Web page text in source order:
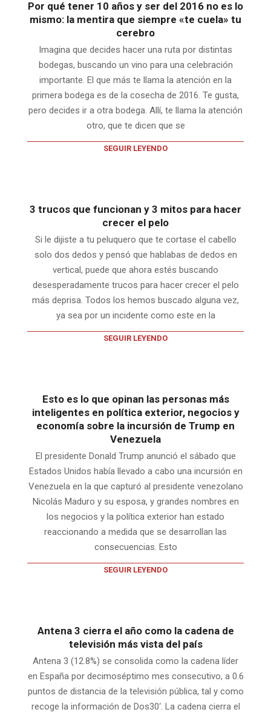
Por qué tener 10 años y ser del 2016 no es lo
mismo: la mentira que siempre «te cuela» tu
cerebro
Imagina que decides hacer una ruta por distintas
bodegas, buscando un vino para una celebración
importante. El que más te llama la atención en la
primera bodega es de la cosecha de 2016. Te gusta,
pero decides ir a otra bodega. Allí, te llama la atención
otro, que te dicen que se
SEGUIR LEYENDO
3 trucos que funcionan y 3 mitos para hacer
crecer el pelo
Si le dijiste a tu peluquero que te cortase el cabello
solo dos dedos y pensó que hablabas de dedos en
vertical, puede que ahora estés buscando
desesperadamente trucos para hacer crecer el pelo
más deprisa. Todos los hemos buscado alguna vez,
ya sea por un incidente como este en la
SEGUIR LEYENDO
Esto es lo que opinan las personas más
inteligentes en política exterior, negocios y
economía sobre la incursión de Trump en
Venezuela
El presidente Donald Trump anunció el sábado que
Estados Unidos había llevado a cabo una incursión en
Venezuela en la que capturó al presidente venezolano
Nicolás Maduro y su esposa, y grandes nombres en
los negocios y la política exterior han estado
reaccionando a medida que se desarrollan las
consecuencias. Esto
SEGUIR LEYENDO
Antena 3 cierra el año como la cadena de
televisión más vista del país
Antena 3 (12.8%) se consolida como la cadena líder
en España por decimoséptimo mes consecutivo, a 0.6
puntos de distancia de la televisión pública, tal y como
recoge la información de Dos30‘. La cadena cierra el